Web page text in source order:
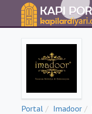
Portal Imadoor